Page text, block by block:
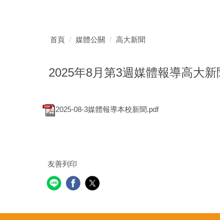
首頁 媒體公關 高大新聞
2025年8月第3週媒體報導高大新
2025-08-3媒體報導本校新聞.pdf
友善列印